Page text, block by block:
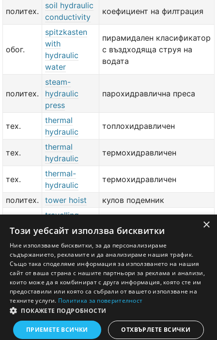
политех.
soil hydraulic
conductivity
коефициент на филтрация
обог.
spitzkasten
with
hydraulic
water
пирамидален класификатор
с въздходяща струя на
водата
политех.
steam-
hydraulic
press
парохидравлична преса
тех.
thermal
hydraulic
топлохидравличен
тех.
thermal
hydraulic
термохидравличен
тех.
thermal-
hydraulic
термохидравличен
политех. tower hoist кулов подемник
travelling
hoist
политех. trolley hoist
политех.
tugger hoist лека лебедка
добави значение или преводтук
Английско - Български речник © Ezikov.com
Условия
Контакти Панел
×
Този уебсайт използва бисквитки
Ние използваме бисквитки, за да персонализираме
съдържанието, рекламите и да анализираме нашия трафик.
Също така споделяме информация за използването на нашия
сайт от ваша страна с нашите партньори за реклама и анализи,
които може да я комбинират с друга информация, която сте им
предоставили или която са събрали от вашето използване на
техните услуги. Политика за поверителност
ПОКАЖЕТЕ ПОДРОБНОСТИ
ПРИЕМЕТЕ ВСИЧКИ ОТХВЪРЛЕТЕ ВСИЧКИ